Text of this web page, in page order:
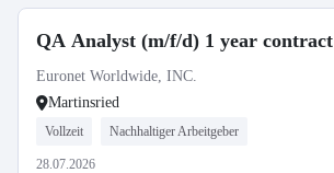
QA Analyst (m/f/d) 1 year contract
Euronet Worldwide, INC.
Martinsried
Vollzeit Nachhaltiger Arbeitgeber
28.07.2026